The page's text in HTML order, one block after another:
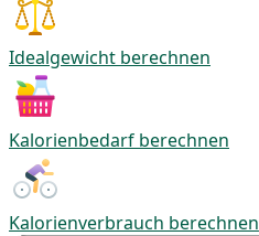
Idealgewicht berechnen
Kalorienbedarf berechnen
Kalorienverbrauch berechnen